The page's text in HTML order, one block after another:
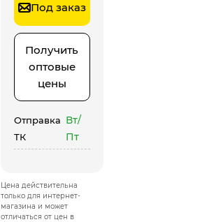
Под заказ
Получить
оптовые
цены
Отправка
ТК
Вт/
Пт
Цена действительна
только для интернет-
магазина и может
отличаться от цен в